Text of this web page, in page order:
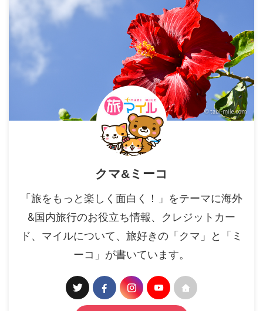
クマ&ミーコ
「旅をもっと楽しく面白く！」をテーマに海外
&国内旅行のお役立ち情報、クレジットカー
ド、マイルについて、旅好きの「クマ」と「ミ
ーコ」が書いています。